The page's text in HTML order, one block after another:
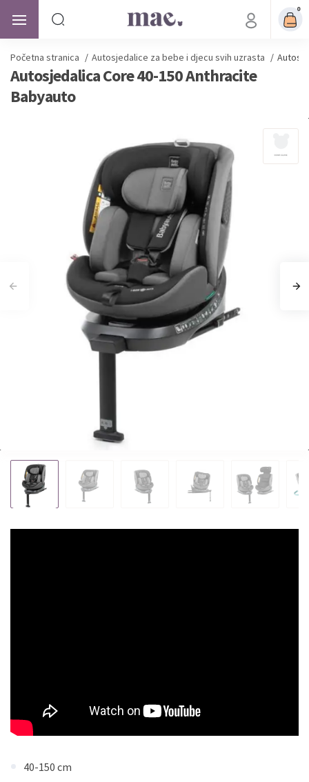
0
Početna stranica / Autosjedalice za bebe i djecu svih uzrasta /
Autosjedalica Core 40-150 Anthracite
Babyauto
40-150 cm